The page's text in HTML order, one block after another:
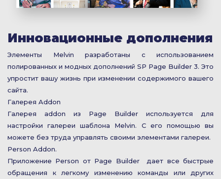
Инновационные дополнения
Элементы Melvin разработаны с использованием
полированных и модных дополнений SP Page Builder 3. Это
упростит вашу жизнь при изменении содержимого вашего
сайта.
Галерея Addon
Галерея addon из Page Builder используется для
настройки галереи шаблона Melvin. С его помощью вы
можете без труда управлять своими элементами галереи.
Person Addon.
Приложение Person от Page Builder дает все быстрые
обращения к легкому изменению команды или других